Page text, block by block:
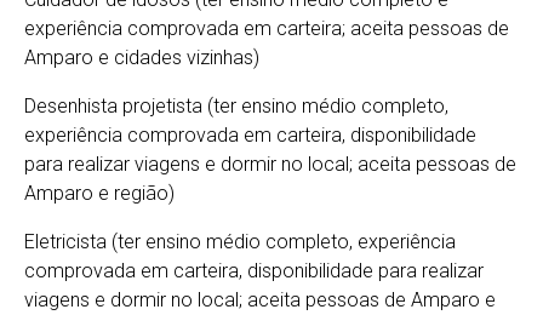
experiência comprovada em carteira; aceita pessoas de
Amparo e cidades vizinhas)
Desenhista projetista (ter ensino médio completo,
experiência comprovada em carteira, disponibilidade
para realizar viagens e dormir no local; aceita pessoas de
Amparo e região)
Eletricista (ter ensino médio completo, experiência
comprovada em carteira, disponibilidade para realizar
viagens e dormir no local; aceita pessoas de Amparo e